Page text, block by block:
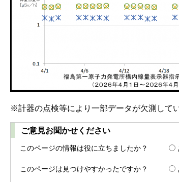
※計器の点検等により一部データが欠測して
ご意見お聞かせください
このページの情報は役に立ちましたか？
このページは見つけやすかったですか？